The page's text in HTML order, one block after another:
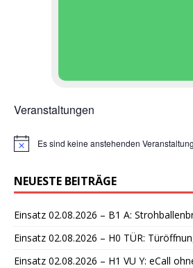
Veranstaltungen
H
w
e
s
Es sind keine anstehenden
NEUESTE BEITRÄGE
Einsatz 02.08.2026 – B1 A:
Einsatz 02.08.2026 – H0 TÜR:
Einsatz 02.08.2026 – H1 VU Y: eCall